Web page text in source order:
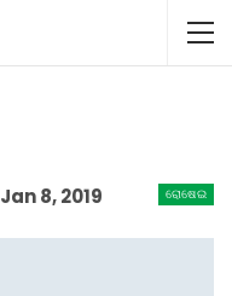
ରୋଷେଇ
Jan 8, 2019